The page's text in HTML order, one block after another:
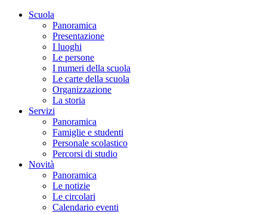
Scuola
Panoramica
Presentazione
I luoghi
Le persone
I numeri della scuola
Le carte della scuola
Organizzazione
La storia
Servizi
Panoramica
Famiglie e studenti
Personale scolastico
Percorsi di studio
Novità
Panoramica
Le notizie
Le circolari
Calendario eventi